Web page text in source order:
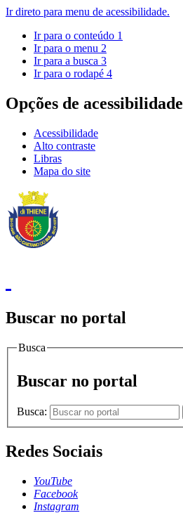
Ir direto para menu de acessibilidade.
Ir para o conteúdo 1
Ir para o menu 2
Ir para a busca 3
Ir para o rodapé 4
Opções de acessibilidade
Acessibilidade
Alto contraste
Libras
Mapa do site
Buscar no portal
Busca
Buscar no portal
Busca:
Redes Sociais
YouTube
Facebook
Instagram